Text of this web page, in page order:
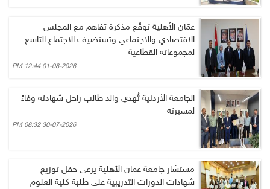
عمّان الأهلية توقّع مذكرة تفاهم مع المجلس
الاقتصادي والاجتماعي وتستضيف الاجتماع التاسع
لمجموعاته القطاعية
01-08-2026 12:44 PM
الجامعة الأردنية تُهدي والد طالب راحل شهادته وفاءً
لمسيرته
30-07-2026 08:32 PM
مستشار جامعة عمان الأهلية يرعى حفل توزيع
شهادات الدورات التدريبية على طلبة كلية العلوم